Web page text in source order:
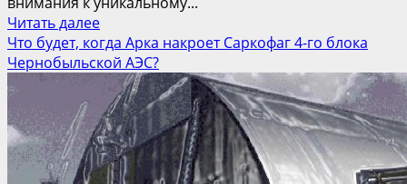
Читать далееПрочитать
больше
о
Надвижка
Арки
на
Саркофаг
4-
Что будет, когда Арка накроет Саркофаг 4-го блока
Чернобыльской АЭС?